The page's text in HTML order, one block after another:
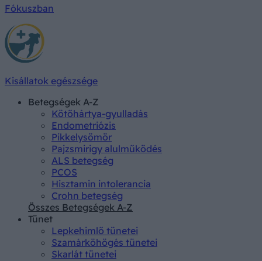
Fókuszban
Kisállatok egészsége
Betegségek A-Z
Kötőhártya-gyulladás
Endometriózis
Pikkelysömör
Pajzsmirigy alulműködés
ALS betegség
PCOS
Hisztamin intolerancia
Crohn betegség
Összes Betegségek A-Z
Tünet
Lepkehimlő tünetei
Szamárköhögés tünetei
Skarlát tünetei